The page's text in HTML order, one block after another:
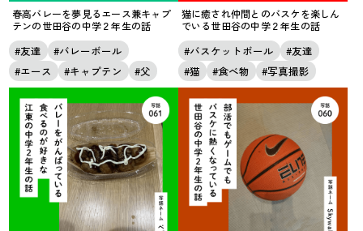
春高バレーを夢見るエース兼キャプ
テンの世田谷の中学２年生の話
友達
バレーボール
エース
キャプテン 父
猫に癒され仲間とのバスケを楽しん
でいる世田谷の中学２年生の話
バスケットボール
友達
猫
食べ物 写真撮影